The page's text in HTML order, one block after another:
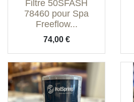
Filtre 50SFASH
78460 pour Spa
Freeflow...
Prix
74,00 €